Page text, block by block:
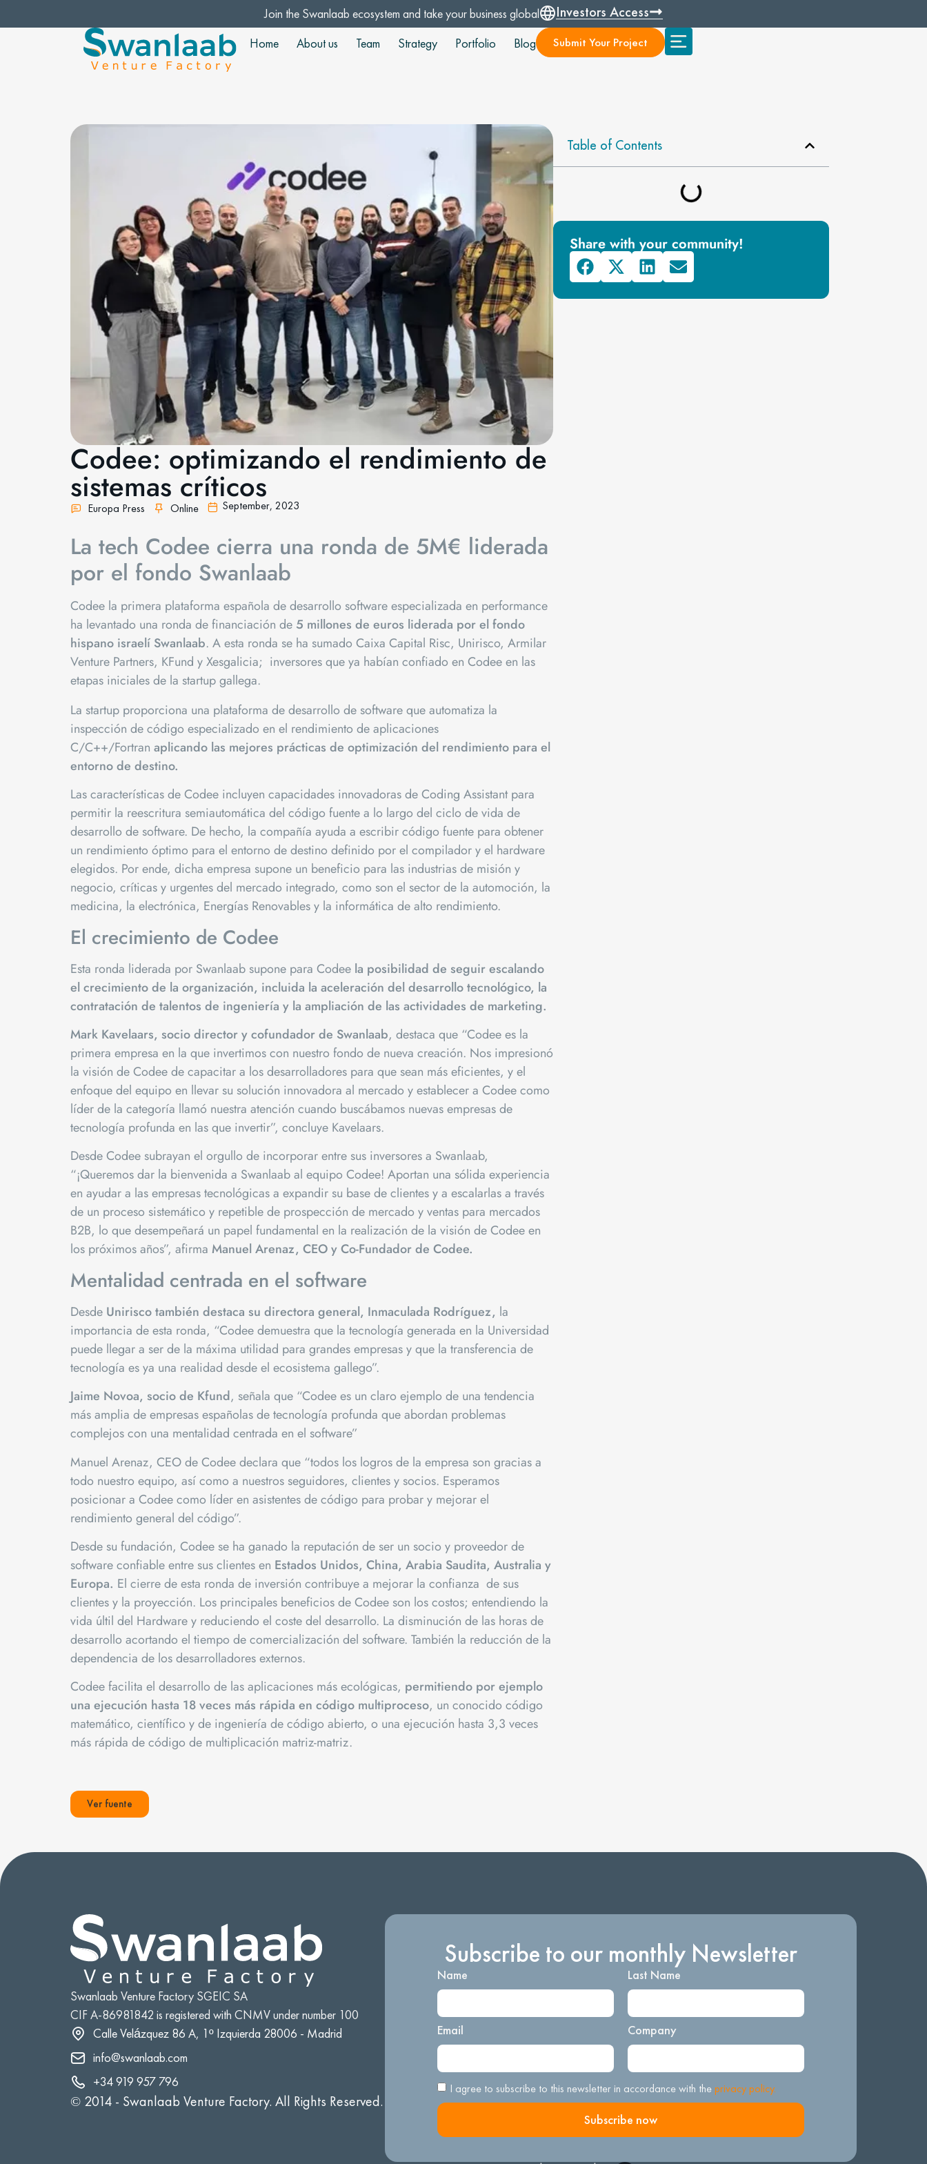
Join the Swanlaab ecosystem and take your business global Investors Access
Home About us Team Strategy Portfolio Blog Submit Your Project
Codee: optimizando el rendimiento de
sistemas críticos
Europa Press Online September, 2023
La tech Codee cierra una ronda de 5M€ liderada
por el fondo Swanlaab
Codee la primera plataforma española de desarrollo software especializada en performance
ha levantado una ronda de financiación de 5 millones de euros liderada por el fondo
hispano israelí Swanlaab. A esta ronda se ha sumado Caixa Capital Risc, Unirisco, Armilar
Venture Partners, KFund y Xesgalicia; inversores que ya habían confiado en Codee en las
etapas iniciales de la startup gallega.
La startup proporciona una plataforma de desarrollo de software que automatiza la
inspección de código especializado en el rendimiento de aplicaciones
C/C++/Fortran aplicando las mejores prácticas de optimización del rendimiento para el
entorno de destino.
Las características de Codee incluyen capacidades innovadoras de Coding Assistant para
permitir la reescritura semiautomática del código fuente a lo largo del ciclo de vida de
desarrollo de software. De hecho, la compañía ayuda a escribir código fuente para obtener
un rendimiento óptimo para el entorno de destino definido por el compilador y el hardware
elegidos. Por ende, dicha empresa supone un beneficio para las industrias de misión y
negocio, críticas y urgentes del mercado integrado, como son el sector de la automoción, la
medicina, la electrónica, Energías Renovables y la informática de alto rendimiento.
El crecimiento de Codee
Esta ronda liderada por Swanlaab supone para Codee la posibilidad de seguir escalando
el crecimiento de la organización, incluida la aceleración del desarrollo tecnológico, la
contratación de talentos de ingeniería y la ampliación de las actividades de marketing.
Mark Kavelaars, socio director y cofundador de Swanlaab, destaca que “Codee es la
primera empresa en la que invertimos con nuestro fondo de nueva creación. Nos impresionó
la visión de Codee de capacitar a los desarrolladores para que sean más eficientes, y el
enfoque del equipo en llevar su solución innovadora al mercado y establecer a Codee como
líder de la categoría llamó nuestra atención cuando buscábamos nuevas empresas de
tecnología profunda en las que invertir”, concluye Kavelaars.
Desde Codee subrayan el orgullo de incorporar entre sus inversores a Swanlaab,
“¡Queremos dar la bienvenida a Swanlaab al equipo Codee! Aportan una sólida experiencia
en ayudar a las empresas tecnológicas a expandir su base de clientes y a escalarlas a través
de un proceso sistemático y repetible de prospección de mercado y ventas para mercados
B2B, lo que desempeñará un papel fundamental en la realización de la visión de Codee en
los próximos años”, afirma Manuel Arenaz, CEO y Co-Fundador de Codee.
Mentalidad centrada en el software
Desde Unirisco también destaca su directora general, Inmaculada Rodríguez, la
importancia de esta ronda, “Codee demuestra que la tecnología generada en la Universidad
puede llegar a ser de la máxima utilidad para grandes empresas y que la transferencia de
tecnología es ya una realidad desde el ecosistema gallego”.
Jaime Novoa, socio de Kfund, señala que “Codee es un claro ejemplo de una tendencia
más amplia de empresas españolas de tecnología profunda que abordan problemas
complejos con una mentalidad centrada en el software”
Manuel Arenaz, CEO de Codee declara que “todos los logros de la empresa son gracias a
todo nuestro equipo, así como a nuestros seguidores, clientes y socios. Esperamos
posicionar a Codee como líder en asistentes de código para probar y mejorar el
rendimiento general del código”.
Desde su fundación, Codee se ha ganado la reputación de ser un socio y proveedor de
software confiable entre sus clientes en Estados Unidos, China, Arabia Saudita, Australia y
Europa. El cierre de esta ronda de inversión contribuye a mejorar la confianza de sus
clientes y la proyección. Los principales beneficios de Codee son los costos; entendiendo la
vida últil del Hardware y reduciendo el coste del desarrollo. La disminución de las horas de
desarrollo acortando el tiempo de comercialización del software. También la reducción de la
dependencia de los desarrolladores externos.
Codee facilita el desarrollo de las aplicaciones más ecológicas, permitiendo por ejemplo
una ejecución hasta 18 veces más rápida en código multiproceso, un conocido código
matemático, científico y de ingeniería de código abierto, o una ejecución hasta 3,3 veces
más rápida de código de multiplicación matriz-matriz.
Ver fuente
Table of Contents
Share with your community!
Swanlaab Venture Factory SGEIC SA
CIF A-86981842 is registered with CNMV under number 100
Calle Velázquez 86 A, 1º Izquierda 28006 - Madrid
info@swanlaab.com
+34 919 957 796
© 2014 - Swanlaab Venture Factory. All Rights Reserved.
Subscribe to our monthly Newsletter
Name Last Name
Email Company
I agree to subscribe to this newsletter in accordance with theprivacy policy.
Subscribe now